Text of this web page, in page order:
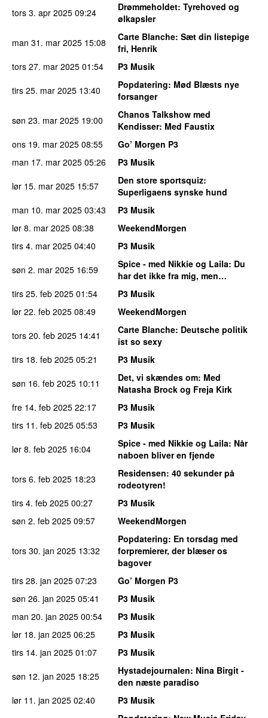
tors 3. apr 2025 09:24 Drømmeholdet: Tyrehoved og
ølkapsler
man 31. mar 2025 15:08 Carte Blanche: Sæt din listepige
fri, Henrik
tors 27. mar 2025 01:54
P3 Musik
tirs 25. mar 2025 13:40 Popdatering: Mød Blæsts nye
forsanger
søn 23. mar 2025 19:00
Chanos Talkshow med
Kendisser: Med Faustix
ons 19. mar 2025 08:55
Go’ Morgen P3
man 17. mar 2025 05:26
P3 Musik
lør 15. mar 2025 15:57 Den store sportsquiz:
Superligaens synske hund
man 10. mar 2025 03:43
P3 Musik
lør 8. mar 2025 08:38
WeekendMorgen
tirs 4. mar 2025 04:40
P3 Musik
søn 2. mar 2025 16:59 Spice - med Nikkie og Laila: Du
har det ikke fra mig, men…
tirs 25. feb 2025 01:54
P3 Musik
lør 22. feb 2025 08:49
WeekendMorgen
tors 20. feb 2025 14:41 Carte Blanche: Deutsche politik
ist so sexy
tirs 18. feb 2025 05:21
P3 Musik
søn 16. feb 2025 10:11 Det, vi skændes om: Med
Natasha Brock og Freja Kirk
fre 14. feb 2025 22:17
P3 Musik
tirs 11. feb 2025 05:53
P3 Musik
lør 8. feb 2025 16:04 Spice - med Nikkie og Laila: Når
naboen bliver en fjende
tors 6. feb 2025 18:23 Residensen: 40 sekunder på
rodeotyren!
tirs 4. feb 2025 00:27
P3 Musik
søn 2. feb 2025 09:57 WeekendMorgen
tors 30. jan 2025 13:32
Popdatering: En torsdag med
forpremierer, der blæser os
bagover
tirs 28. jan 2025 07:23
Go’ Morgen P3
søn 26. jan 2025 05:41
P3 Musik
man 20. jan 2025 00:54
P3 Musik
lør 18. jan 2025 06:25
P3 Musik
tirs 14. jan 2025 01:07
P3 Musik
søn 12. jan 2025 18:25 Hystadejournalen: Nina Birgit -
den næste paradiso
lør 11. jan 2025 02:40
P3 Musik